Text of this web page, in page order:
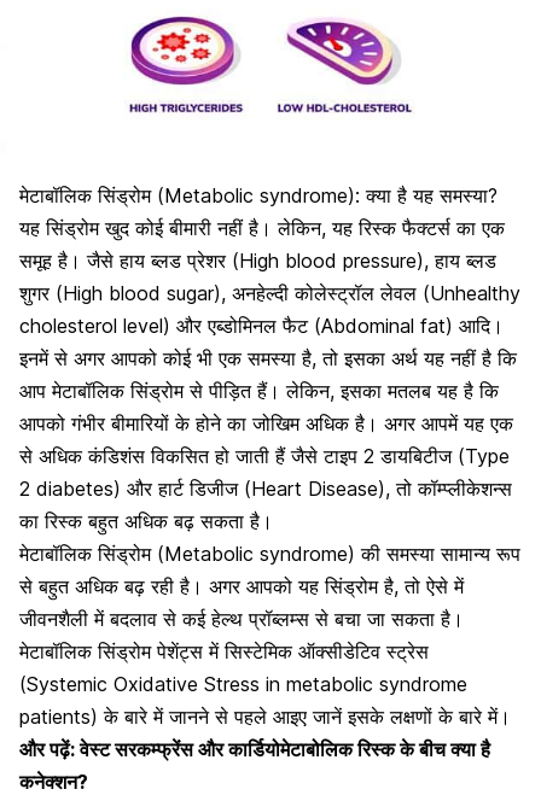
मेटाबॉलिक सिंड्रोम (Metabolic syndrome): क्या है यह समस्या?
यह सिंड्रोम खुद कोई बीमारी नहीं है। लेकिन, यह रिस्क फैक्टर्स का एक
समूह है। जैसे हाय ब्लड प्रेशर (High blood pressure),हाय ब्लड
शुगर (High blood sugar), अनहेल्दी कोलेस्ट्रॉल लेवल (Unhealthy
cholesterol level) और एब्डोमिनल फैट (Abdominal fat) आदि।
इनमें से अगर आपको कोई भी एक समस्या है, तो इसका अर्थ यह नहीं है कि
आप मेटाबॉलिक सिंड्रोम से पीड़ित हैं। लेकिन, इसका मतलब यह है कि
आपको गंभीर बीमारियों के होने का जोखिम अधिक है। अगर आपमें यह एक
से अधिक कंडिशंस विकसित हो जाती हैं जैसे टाइप 2 डायबिटीज (Type
2 diabetes) और हार्ट डिजीज (Heart Disease), तो कॉम्प्लीकेशन्स
का रिस्क बहुत अधिक बढ़ सकता है।
मेटाबॉलिक सिंड्रोम (Metabolic syndrome) की समस्या सामान्य रूप
से बहुत अधिक बढ़ रही है। अगर आपको यह सिंड्रोम है, तो ऐसे में
जीवनशैली में बदलाव से कई हेल्थ प्रॉब्लम्स से बचा जा सकता है।
मेटाबॉलिक सिंड्रोम पेशेंट्स में सिस्टेमिक ऑक्सीडेटिव स्ट्रेस
(Systemic Oxidative Stress in metabolic syndrome
patients) के बारे में जानने से पहले आइए जानें इसके लक्षणों के बारे में।
और पढ़ें:वेस्ट सरकम्फ्रेंस और कार्डियोमेटाबोलिक रिस्क के बीच क्या है
कनेक्शन?